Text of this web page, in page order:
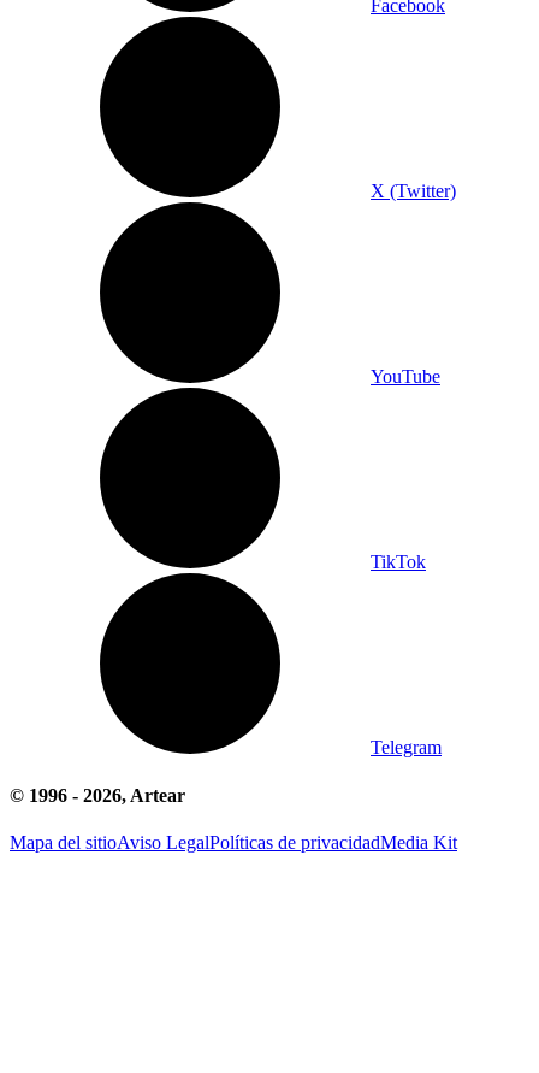
Facebook
X (Twitter)
YouTube
TikTok
Telegram
© 1996 - 2026, Artear
Mapa del sitioAviso LegalPolíticas de privacidadMedia Kit